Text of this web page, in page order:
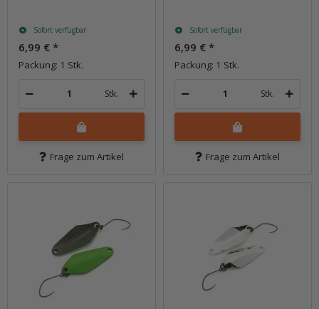
Sofort verfügbar
6,99 € *
Packung: 1 Stk.
Stk.
Frage zum Artikel
Sofort verfügbar
6,99 € *
Packung: 1 Stk.
Stk.
Frage zum Artikel